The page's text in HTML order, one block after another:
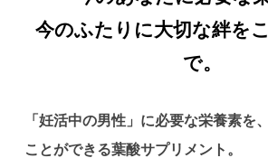
今のふたりに大切な絆を
で。
「妊活中の男性」に必要な栄養素を
ことができる葉酸サプリメント。